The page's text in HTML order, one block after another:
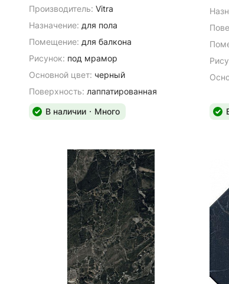
Производитель: Vitra
Назначение: для пола
Помещение: для балкона
Рисунок: под мрамор
Основной цвет: черный
Поверхность: лаппатированная
В наличии
Много